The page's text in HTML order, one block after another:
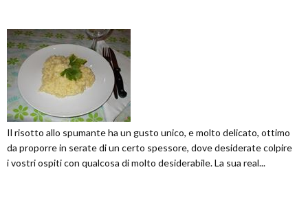
Il risotto allo spumante ha un gusto unico, e molto delicato, ottimo
da proporre in serate di un certo spessore, dove desiderate colpire
i vostri ospiti con qualcosa di molto desiderabile. La sua real...